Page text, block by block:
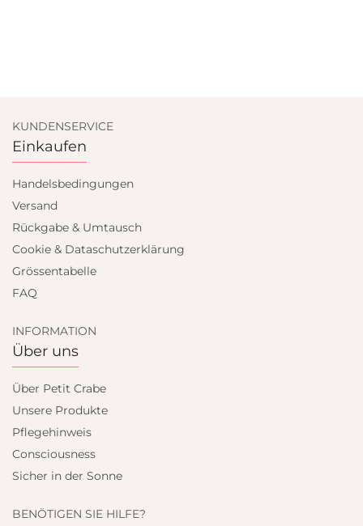
KUNDENSERVICE
Einkaufen
Handelsbedingungen
Versand
Rückgabe & Umtausch
Cookie & Dataschutzerklärung
Grössentabelle
FAQ
INFORMATION
Über uns
Über Petit Crabe
Unsere Produkte
Pflegehinweis
Consciousness
Sicher in der Sonne
BENÖTIGEN SIE HILFE?